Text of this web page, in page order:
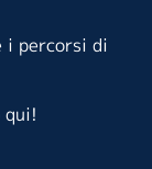
i percorsi di
qui!